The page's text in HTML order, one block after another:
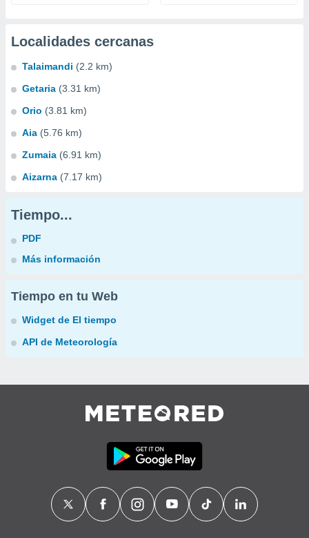
Localidades cercanas
Talaimandi (2.2 km)
Getaria (3.31 km)
Orio (3.81 km)
Aia (5.76 km)
Zumaia (6.91 km)
Aizarna (7.17 km)
Tiempo...
PDF
Más información
Tiempo en tu Web
Widget de El tiempo
API de Meteorología